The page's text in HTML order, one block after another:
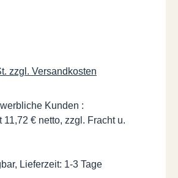
zzgl. Versandkosten
Kunden :
11,72 € netto, zzgl. Fracht u.
Lieferzeit: 1-3 Tage